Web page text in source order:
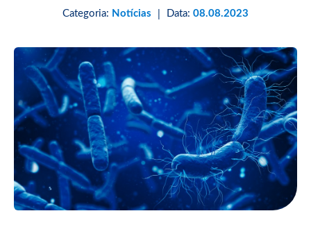
Categoria: Notícias Data: 08.08.2023